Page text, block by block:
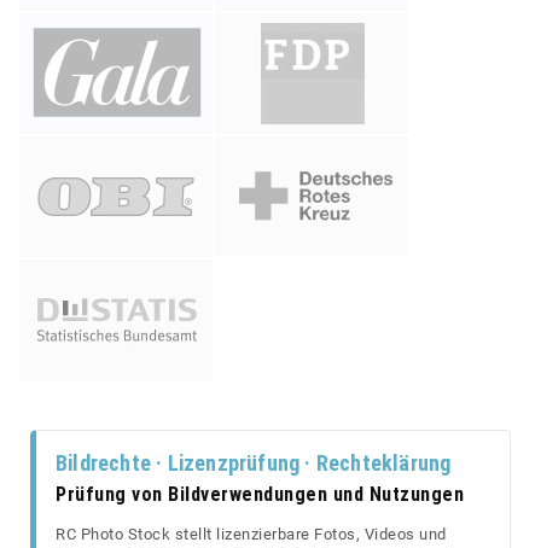
Bildrechte · Lizenzprüfung · Rechteklärung
Prüfung von Bildverwendungen und Nutzungen
RC Photo Stock stellt lizenzierbare Fotos, Videos und